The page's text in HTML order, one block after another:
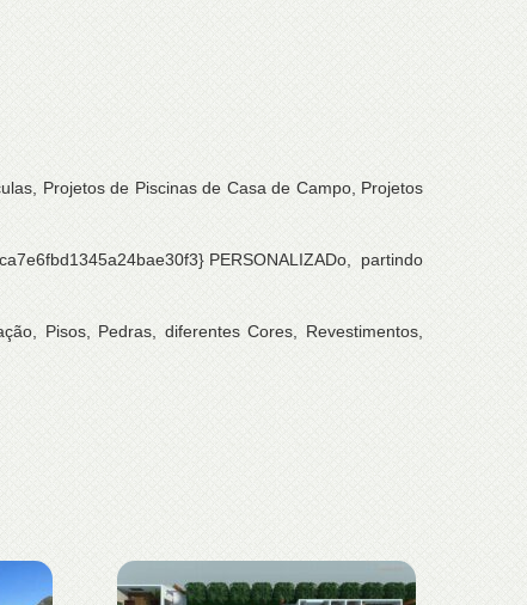
Projetos de Piscinas de Casa de Campo, Projetos
PERSONALIZADo, partindo
Pisos, Pedras, diferentes Cores, Revestimentos,